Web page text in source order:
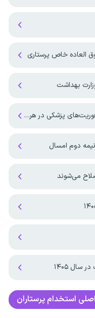
بهداشت
پزشکی در هرمزگان
دوم امسال
می‌شوند
۱۴۰۵
استخدام پرستاران